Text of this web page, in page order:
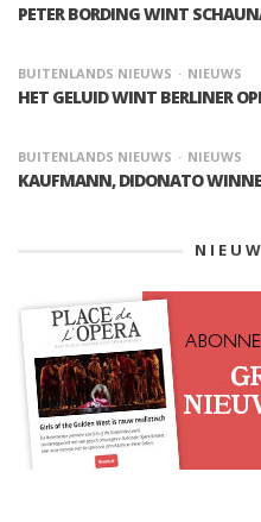
PETER BORDING WINT
BUITENLANDS NIEUWS NIEUWS
HET GELUID WINT BERLINER
BUITENLANDS NIEUWS NIEUWS
KAUFMANN, DIDONATO